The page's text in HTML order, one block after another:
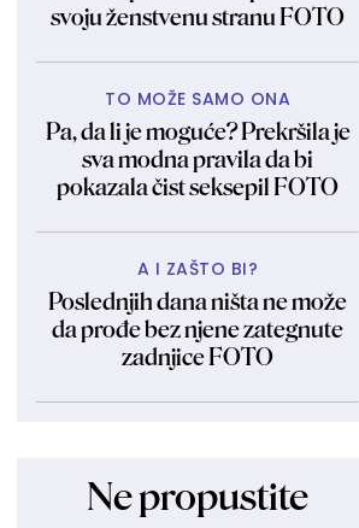
svoju ženstvenu stranu FOTO
TO MOŽE SAMO ONA
Pa, da li je moguće? Prekršila je
sva modna pravila da bi
pokazala čist seksepil FOTO
A I ZAŠTO BI?
Poslednjih dana ništa ne može
da prođe bez njene zategnute
zadnjice FOTO
Ne propustite